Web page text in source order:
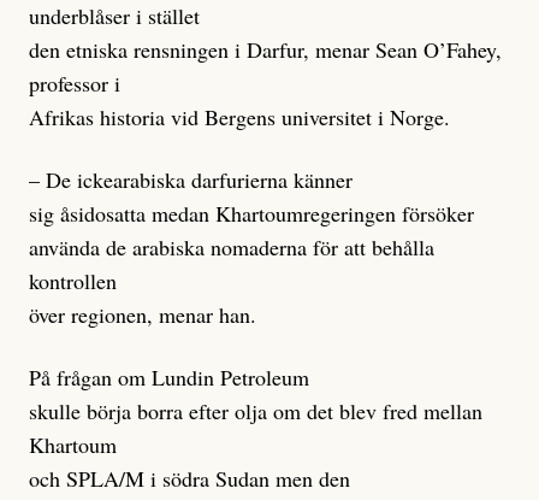
underblåser i stället
den etniska rensningen i Darfur, menar Sean O’Fahey,
professor i
Afrikas historia vid Bergens universitet i Norge.
– De ickearabiska darfurierna känner
sig åsidosatta medan Khartoumregeringen försöker
använda de arabiska nomaderna för att behålla
kontrollen
över regionen, menar han.
På frågan om Lundin Petroleum
skulle börja borra efter olja om det blev fred mellan
Khartoum
och SPLA/M i södra Sudan men den